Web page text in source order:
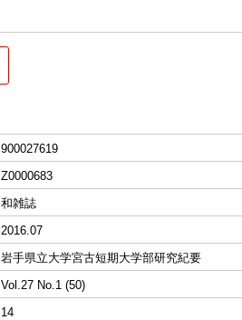
900027619
Z0000683
和雑誌
2016.07
岩手県立大学宮古短期大学部研究紀要
Vol.27 No.1 (50)
14